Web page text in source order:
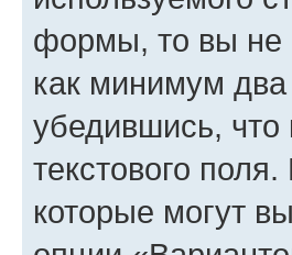
формы, то вы не
как минимум два
убедившись, что
текстового
которые могут